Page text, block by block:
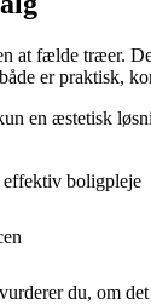
at fælde træer.
er praktisk,
en æstetisk
boligpleje
du, om